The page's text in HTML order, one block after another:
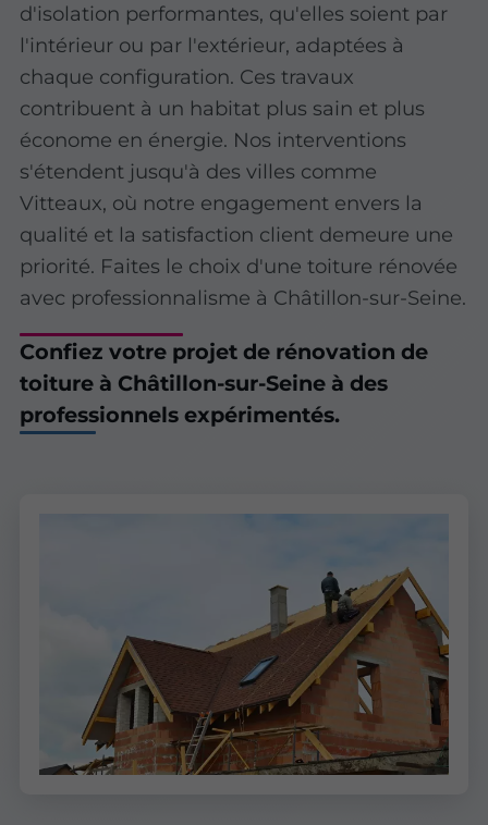
d'isolation performantes, qu'elles soient par
l'intérieur ou par l'extérieur, adaptées à
chaque configuration. Ces travaux
contribuent à un habitat plus sain et plus
économe en énergie. Nos interventions
s'étendent jusqu'à des villes comme
Vitteaux, où notre engagement envers la
qualité et la satisfaction client demeure une
priorité. Faites le choix d'une toiture rénovée
avec professionnalisme à Châtillon-sur-Seine.
Confiez votre projet de rénovation de
toiture à Châtillon-sur-Seine à des
professionnels expérimentés.